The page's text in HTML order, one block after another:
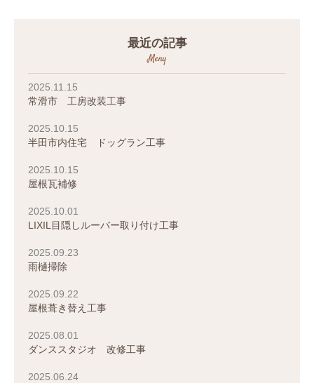
最近の記事
Meny
2025.11.15
常滑市 工房改装工事
2025.10.15
半田市内住宅 ドッグラン工事
2025.10.15
屋根瓦補修
2025.10.01
LIXIL目隠しルーバー取り付け工事
2025.09.23
雨樋掃除
2025.09.22
屋根葺き替え工事
2025.08.01
ダンススタジオ 改修工事
2025.06.24